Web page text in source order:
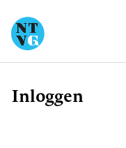
Kruimelpad
Inloggen